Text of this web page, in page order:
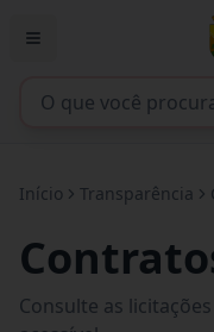
Início Transparência
Consulte as